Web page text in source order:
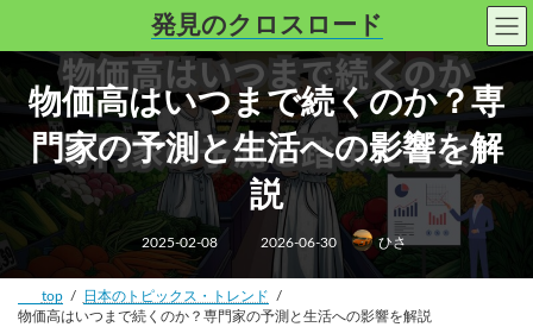
へ
ョ
発見のクロスロード
物価高はいつまで続くのか？専
門家の予測と生活への影響を解
説
2025-02-08
終
更
新
日
時
:
2026-06-30 ひさ
top
日本のトピックス・トレンド
物価高はいつまで続くのか？専門家の予測と生活への影響を解説